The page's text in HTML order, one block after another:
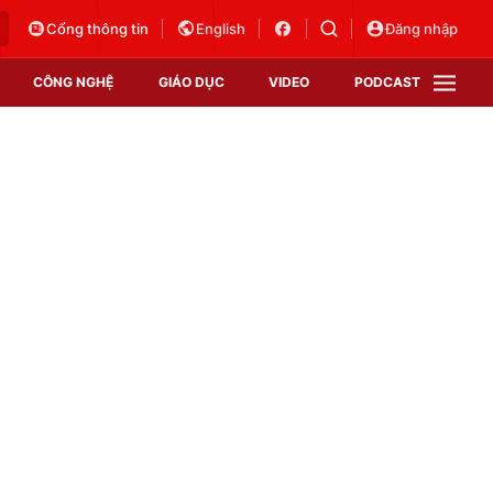
Cổng thông tin English Đăng nhập
CÔNG NGHỆ GIÁO DỤC VIDEO PODCAST